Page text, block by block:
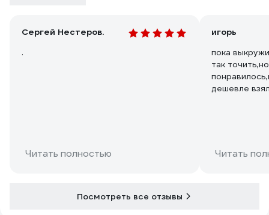
Сергей Нестеров.
.
Читать полностью
игорь
пока
так
дешевле
Читать
Посмотреть все отзывы